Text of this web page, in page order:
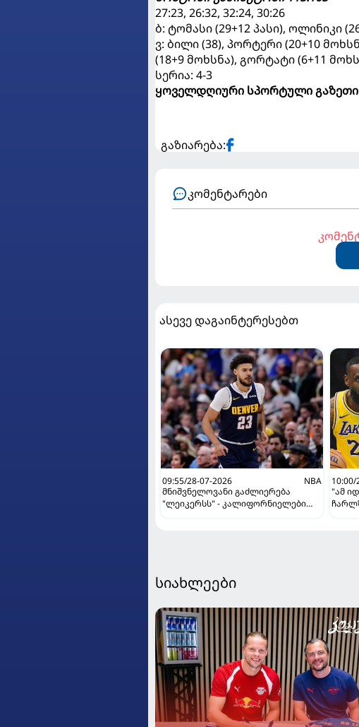
27:23, 26:32, 32:24, 30:26
ბ: ტომასი (29+12 პასი), ოლინიკი
ვ: ბილი (38), პორტერი (20+10
(18+9 მოხსნა), გორტატი (6+11
სერია: 4-3
ყოველდღიური სპორტული
გაზიარება:
კომენტარები
ასევე დაგაინტერესებთ
09:55/28-07-2026
NBA
მნიშვნელოვანი გაძლიერება
"ლეიკერსს" - კალიფორნიელები
10:00/
"ამ
სიახლეები